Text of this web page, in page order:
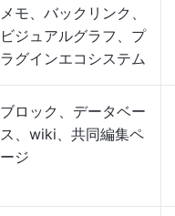
メモ、バックリンク、
ビジュアルグラフ、プ
ラグインエコシステム
ブロック、データベー
ス、wiki、共同編集ペ
ージ